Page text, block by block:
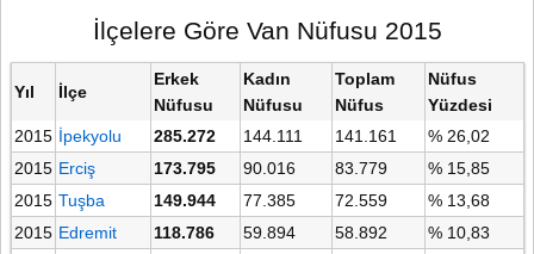
İlçelere Göre Van Nüfusu 2015
Yıl İlçe
Erkek
Nüfusu
Kadın
Nüfusu
Toplam
Nüfus
Nüfus
Yüzdesi
2015 İpekyolu 285.272 144.111 141.161
% 26,02
2015 Erciş 173.795 90.016 83.779
% 15,85
2015 Tuşba 149.944 77.385 72.559
% 13,68
2015 Edremit 118.786 59.894 58.892
% 10,83